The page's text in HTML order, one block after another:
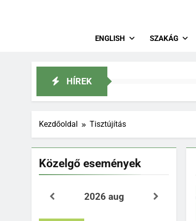
ENGLISH SZAKÁG
HÍREK
Kezdőoldal Tisztújítás
Közelgő események
2026 aug